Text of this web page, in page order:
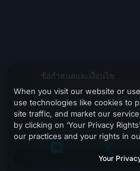
ข้อกำหนดและเงื่อนไข
สนับส
When you visit our website or
use technologies like cookies to
site traffic, and market our
by clicking on ‘Your Privacy
our practices and your rights in
Your